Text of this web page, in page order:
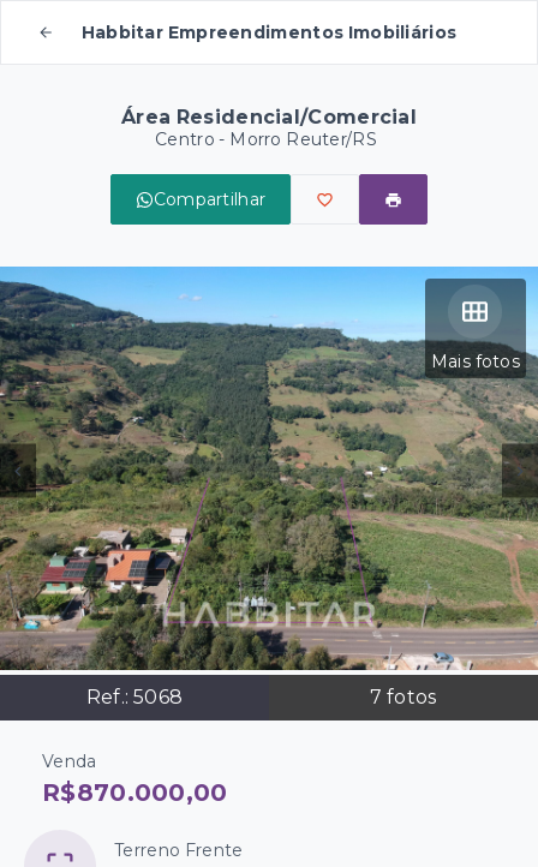
Habbitar Empreendimentos Imobiliários
Área Residencial/Comercial
Centro - Morro Reuter/RS
Compartilhar
Mais fotos
Ref.: 5068 7 fotos
Venda
R$870.000,00
Terreno Frente